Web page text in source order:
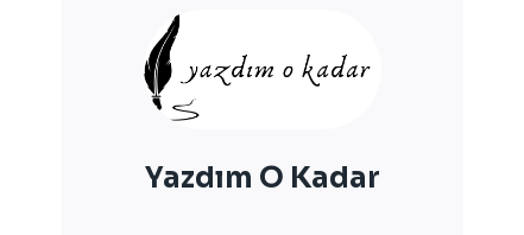
Yazdım O Kadar